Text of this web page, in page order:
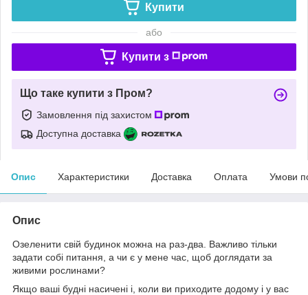
Купити
або
Купити з
Що таке купити з Пром?
Замовлення під захистом
Доступна доставка
Опис Характеристики Доставка Оплата Умови
Опис
Озеленити свій будинок можна на раз-два. Важливо тільки
задати собі питання, а чи є у мене час, щоб доглядати за
живими рослинами?
Якщо ваші будні насичені і, коли ви приходите додому і у вас